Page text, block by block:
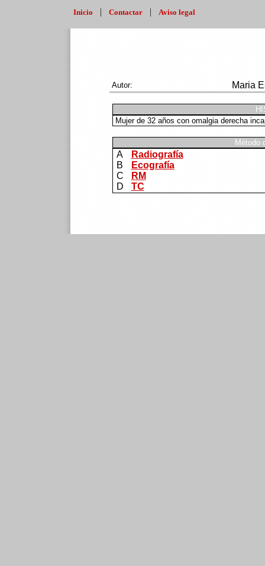
Inicio | Contactar | Aviso legal
Autor: Maria
Mujer de 32 años con omalgia derecha
Método
A
Radiografía
B
Ecografía
C
RM
D
TC